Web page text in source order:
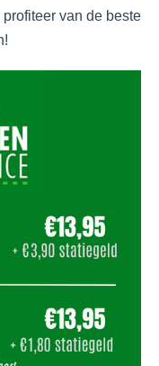
profiteer van de beste